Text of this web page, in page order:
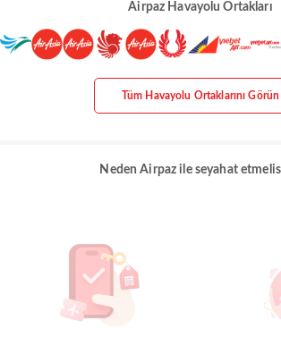
Airpaz Havayolu Ortakları
Tüm Havayolu Ortaklarını Görün
Neden Airpaz ile seyahat